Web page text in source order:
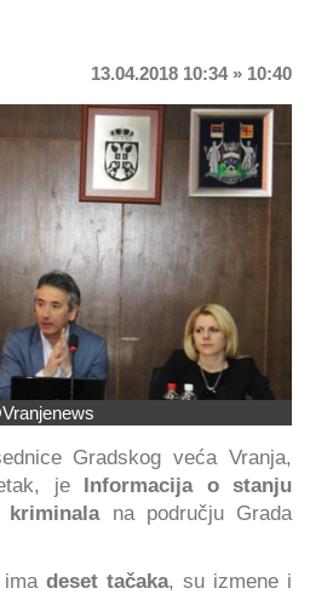
13.04.2018 10:34 » 10:40
Gradskog veća Vranja,
je Informacija o stanju
na području Grada
deset tačaka, su izmene i